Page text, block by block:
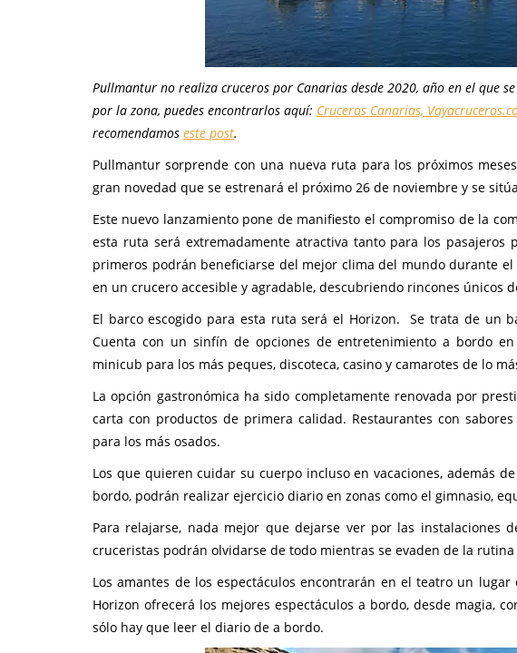
Pullmantur no realiza cruceros por Canarias desde 2020, año en el que
por la zona, puedes encontrarlos aquí: Cruceros Canarias,
recomendamos este post.
Pullmantur sorprende con una nueva ruta para los próximos
gran novedad que se estrenará el próximo 26 de noviembre y se
Este nuevo lanzamiento pone de manifiesto el compromiso de la
esta ruta será extremadamente atractiva tanto para los
primeros podrán beneficiarse del mejor clima del mundo durante
en un crucero accesible y agradable, descubriendo rincones únicos
El barco escogido para esta ruta será el Horizon. Se trata de un
Cuenta con un sinfín de opciones de entretenimiento a bordo
minicub para los más peques, discoteca, casino y camarotes de lo
La opción gastronómica ha sido completamente renovada por
carta con productos de primera calidad. Restaurantes con
para los más osados.
Los que quieren cuidar su cuerpo incluso en vacaciones, además
bordo, podrán realizar ejercicio diario en zonas como el gimnasio,
Para relajarse, nada mejor que dejarse ver por las instalaciones
cruceristas podrán olvidarse de todo mientras se evaden de la
Los amantes de los espectáculos encontrarán en el teatro un
Horizon ofrecerá los mejores espectáculos a bordo, desde magia,
sólo hay que leer el diario de a bordo.